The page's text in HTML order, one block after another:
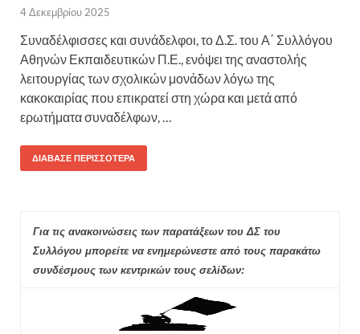
4 Δεκεμβρίου 2025
Συναδέλφισσες και συνάδελφοι, το Δ.Σ. του Α΄ Συλλόγου
Αθηνών Εκπαιδευτικών Π.Ε., ενόψει της αναστολής
λειτουργίας των σχολικών μονάδων λόγω της
κακοκαιρίας που επικρατεί στη χώρα και μετά από
ερωτήματα συναδέλφων, …
ΔΙΆΒΑΣΕ ΠΕΡΙΣΣΌΤΕΡΑ
Για τις ανακοινώσεις των παρατάξεων του ΔΣ του
Συλλόγου μπορείτε να ενημερώνεστε από τους παρακάτω
συνδέσμους των κεντρικών τους σελίδων: